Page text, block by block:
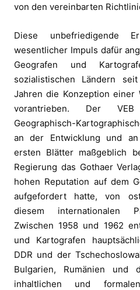
von den vereinbarten
Diese unbefriedigende
wesentlicher Impuls dafür
Geografen und
sozialistischen Ländern
Jahren die Konzeption einer
vorantrieben. Der
Geographisch-
an der Entwicklung und
ersten Blätter maßgeblich
Regierung das Gothaer
hohen Reputation auf dem
aufgefordert hatte, von
diesem internationalen
Zwischen 1958 und 1962
und Kartografen
DDR und der
Bulgarien, Rumänien und
inhaltlichen und